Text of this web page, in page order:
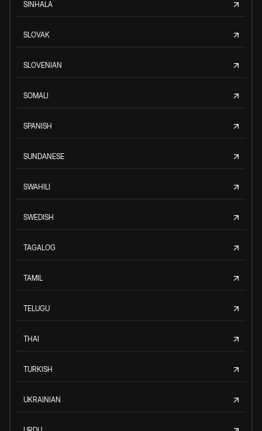
SINHALA
SLOVAK
SLOVENIAN
SOMALI
SPANISH
SUNDANESE
SWAHILI
SWEDISH
TAGALOG
TAMIL
TELUGU
THAI
TURKISH
UKRAINIAN